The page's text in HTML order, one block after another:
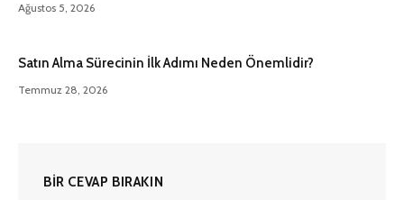
Ağustos 5, 2026
Satın Alma Sürecinin İlk Adımı Neden Önemlidir?
Temmuz 28, 2026
BIR CEVAP BIRAKIN